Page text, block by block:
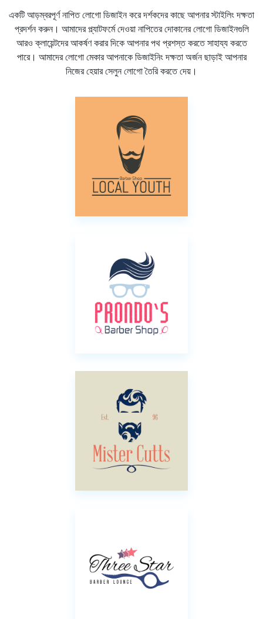
একটি আড়ম্বরপূর্ণ নাপিত লোগো ডিজাইন করে দর্শকদের কাছে আপনার স্টাইলিং দক্ষতা
প্রদর্শন করুন। আমাদের প্ল্যাটফর্মে দেওয়া নাপিতের দোকানের লোগো ডিজাইনগুলি
আরও ক্লায়েন্টদের আকর্ষণ করার দিকে আপনার পথ প্রশস্ত করতে সাহায্য করতে
পারে। আমাদের লোগো মেকার আপনাকে ডিজাইনিং দক্ষতা অর্জন ছাড়াই আপনার
নিজের হেয়ার সেলুন লোগো তৈরি করতে দেয়।